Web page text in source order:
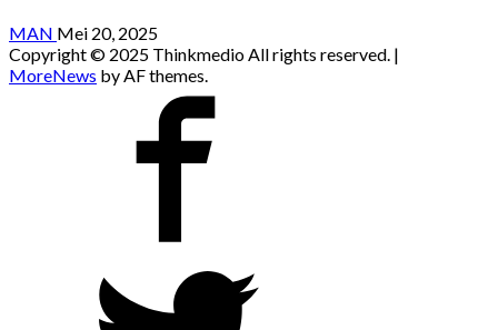
MAN Mei 20, 2025
Copyright © 2025 Thinkmedio All rights reserved. |
MoreNews by AF themes.